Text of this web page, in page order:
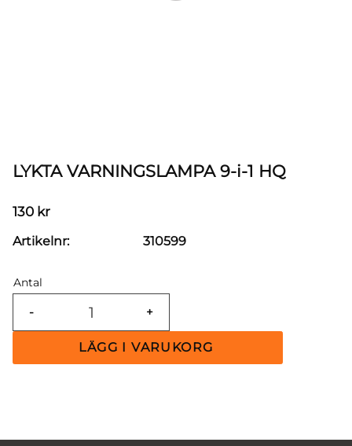
LYKTA VARNINGSLAMPA 9-i-1 HQ
130 kr
Antal
+
-
Artikelnr 310599